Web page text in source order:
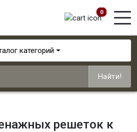
0
категорий
Найти!
решеток к